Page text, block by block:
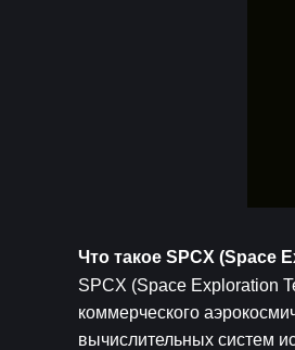
Что такое SPCX (Space
SPCX (Space Exploration
коммерческого
вычислительных систем